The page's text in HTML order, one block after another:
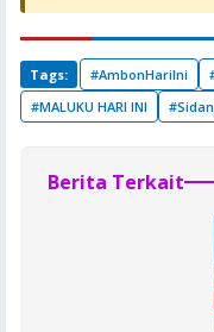
Tags: #AmbonHariIni
#MALUKU HARI INI
Berita Terkait